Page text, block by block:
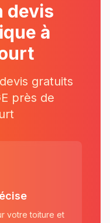
devis
à
gratuits
près de
votre toiture et